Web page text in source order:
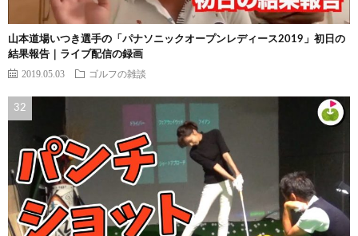
山本道場いつき選手の「パナソニックオープンレディース2019」初日の
結果報告｜ライブ配信の録画
2019.05.03 ゴルフの雑談